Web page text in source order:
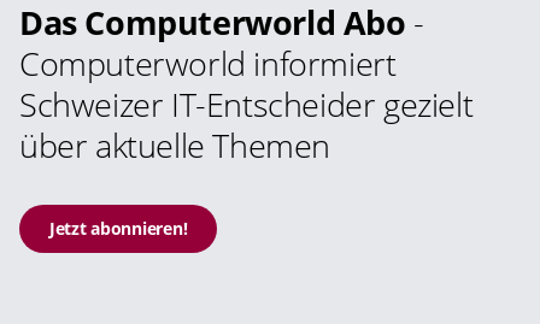
Das Computerworld Abo -
Computerworld informiert
Schweizer IT-Entscheider gezielt
über aktuelle Themen
Jetzt abonnieren!